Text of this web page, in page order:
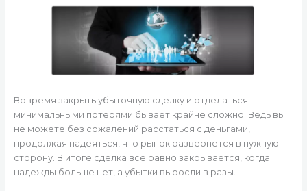
Вовремя закрыть убыточную сделку и отделаться
минимальными потерями бывает крайне сложно. Ведь вы
не можете без сожалений расстаться с деньгами,
продолжая надеяться, что рынок развернется в нужную
сторону. В итоге сделка все равно закрывается, когда
надежды больше нет, а убытки выросли в разы.